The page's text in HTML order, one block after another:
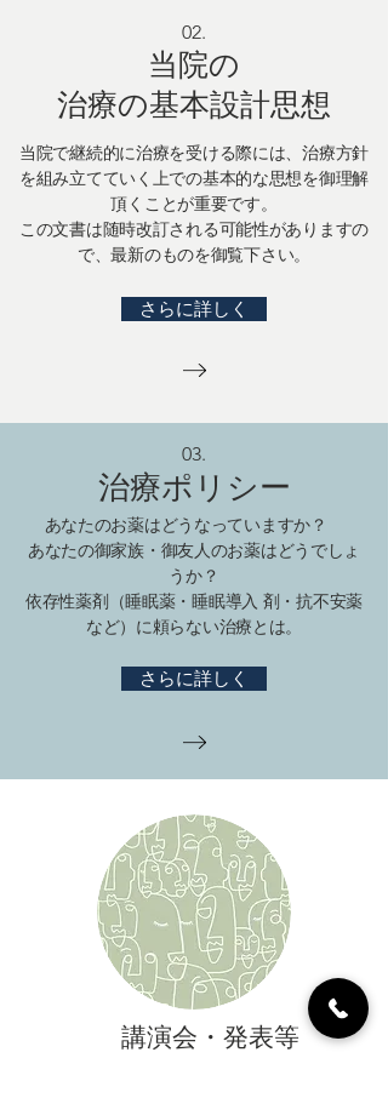
当院の
治療の基本設計思想
02.
当院で継続的に治療を受ける際には、治療方針
を組み立てていく上での基本的な思想を御理解
頂くことが重要です。
この文書は随時改訂される可能性がありますの
で、最新のものを御覧下さい。
さらに詳しく
治療ポリシー
03.
あなたのお薬はどうなっていますか？
あなたの御家族・御友人のお薬はどうでしょ
うか？
依存性薬剤（睡眠薬・睡眠導入 剤・抗不安薬
など）に頼らない治療とは。
さらに詳しく
講演会・発表等